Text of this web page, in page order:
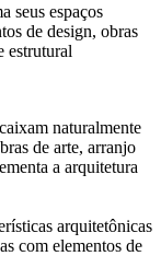
seus espaços
de design, obras
estrutural
naturalmente
de arte, arranjo
a arquitetura
arquitetônicas
com elementos de